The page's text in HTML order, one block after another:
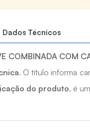
Dados Técnicos
COMBINADA COM
. O título informa
do produto, é